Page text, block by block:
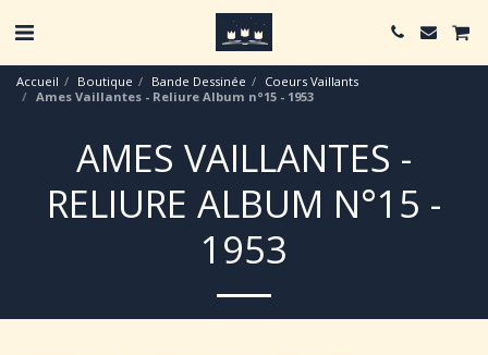
Accueil Boutique Bande Dessinée
Coeurs Vaillants
Ames Vaillantes - Reliure Album n°15 - 1953
AMES VAILLANTES -
RELIURE ALBUM N°15 -
1953